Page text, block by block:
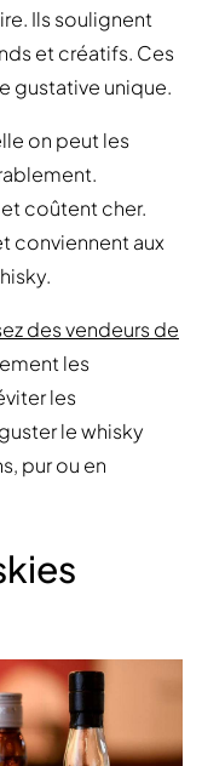
Ils soulignent
et créatifs. Ces
gustative unique.
on peut les
coûtent cher.
conviennent aux
des vendeurs de
les
les
le whisky
pur ou en